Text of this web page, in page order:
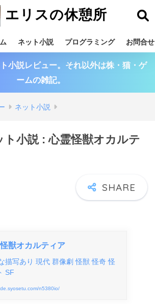
エリスの休憩所
ネット小説 プログラミング お問合せ
小説レビュー。それ以外は株・猫・ゲ
ームの雑記。
ネット小説
小説 : 心霊怪獣オカルテ
獣オカルティア
描写あり 現代 群像劇 怪獣 怪奇 怪
SF
n5380io/